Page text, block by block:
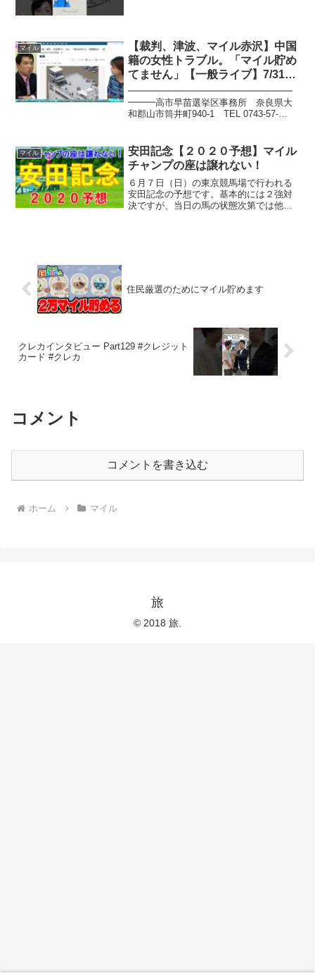
マイル
【裁判、津波、マイル赤沢】中国
籍の女性トラブル。「マイル貯め
てません」【一般ライブ】7/31
(木) 12:00〜12:50【玄ちゃんひる
おび】三枝玄太郎×佐波優子
━━━━━━━━━━━━━━━━━━
━━━高市早苗選挙区事務所 奈良県大
和郡山市筒井町940-1 TEL 0743-57-
マイル
安田記念【２０２０予想】マイル
チャンプの座は譲れない！
６月７日（日）の東京競馬場で行われる
安田記念の予想です。基本的には２強対
決ですが、当日の馬の状態次第では他馬
住民厳選のためにマイル貯めます
クレカインタビュー Part129 #クレジット
カード #クレカ
コメント
コメントを書き込む
ホーム マイル
旅
© 2018 旅.